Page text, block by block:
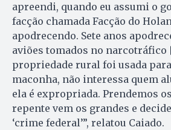
apreendi, quando eu assumi o
facção chamada Facção do
apodrecendo. Sete anos
aviões tomados no narcotráfico
propriedade rural foi usada
maconha, não interessa quem
ela é expropriada. Prendemos
repente vem os grandes e
‘crime federal’”, relatou Caiado.